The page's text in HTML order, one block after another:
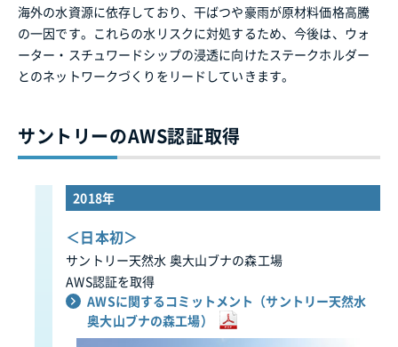
海外の水資源に依存しており、干ばつや豪雨が原材料価格高騰
の一因です。これらの水リスクに対処するため、今後は、ウォ
ーター・スチュワードシップの浸透に向けたステークホルダー
とのネットワークづくりをリードしていきます。
サントリーのAWS認証取得
2018年
＜日本初＞
サントリー天然水 奥大山ブナの森工場
AWS認証を取得
AWSに関するコミットメント（サントリー天然水
奥大山ブナの森工場）